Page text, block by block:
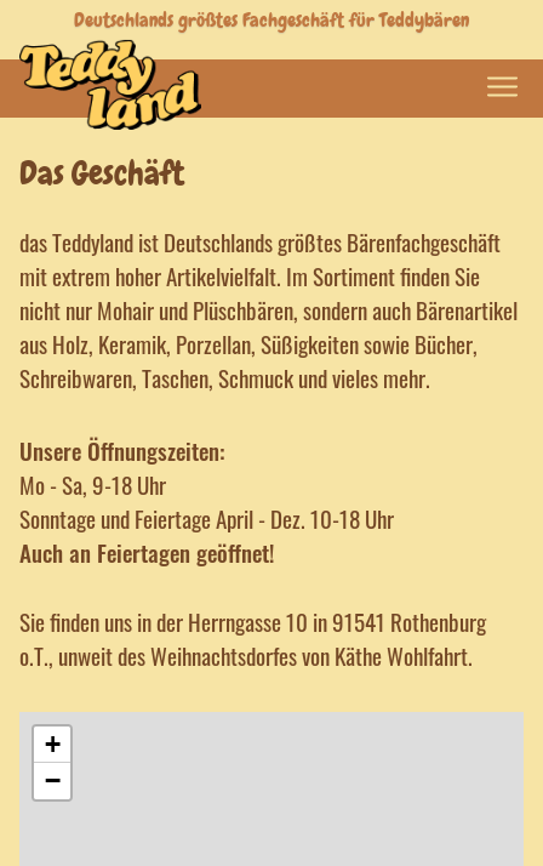
Deutschlands größtes Fachgeschäft für Teddybären
Das Geschäft
das Teddyland ist Deutschlands größtes Bärenfachgeschäft
mit extrem hoher Artikelvielfalt. Im Sortiment finden Sie
nicht nur Mohair und Plüschbären, sondern auch Bärenartikel
aus Holz, Keramik, Porzellan, Süßigkeiten sowie Bücher,
Schreibwaren, Taschen, Schmuck und vieles mehr.
Unsere Öffnungszeiten:
Mo - Sa, 9-18 Uhr
Sonntage und Feiertage April - Dez. 10-18 Uhr
Auch an Feiertagen geöffnet!
Sie finden uns in der Herrngasse 10 in 91541 Rothenburg
o.T., unweit des Weihnachtsdorfes von Käthe Wohlfahrt.
+
−